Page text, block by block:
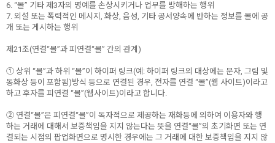
6. “몰” 기타 제3자의 명예를 손상시키거나 업무를 방해하는 행위
7. 외설 또는 폭력적인 메시지, 화상, 음성, 기타 공서양속에 반하는 정보를 몰에 공
개 또는 게시하는 행위
제21조(연결“몰”과 피연결“몰” 간의 관계)
① 상위 “몰”과 하위 “몰”이 하이퍼 링크(예: 하이퍼 링크의 대상에는 문자, 그림 및
동화상 등이 포함됨)방식 등으로 연결된 경우, 전자를 연결 “몰”(웹 사이트)이라고
하고 후자를 피연결 “몰”(웹사이트)이라고 합니다.
② 연결“몰”은 피연결“몰”이 독자적으로 제공하는 재화등에 의하여 이용자와 행
하는 거래에 대해서 보증책임을 지지 않는다는 뜻을 연결“몰”의 초기화면 또는 연
결되는 시점의 팝업화면으로 명시한 경우에는 그 거래에 대한 보증책임을 지지 않